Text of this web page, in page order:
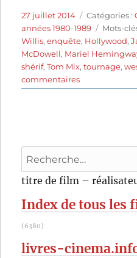
Publié
le
27 juillet 2014 Catégories
Catégories :
années 1980-1989
Mots-
Willis,enquête, Hollywood,
McDowell, Mariel
shérif,Tom Mix,tournage,
commentairessur
Meurtre
Recherche
pour
titre de film –
Index de tous les
(6380)
livres-